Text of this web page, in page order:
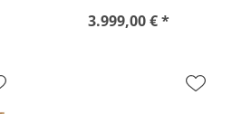
3.999,00 € *